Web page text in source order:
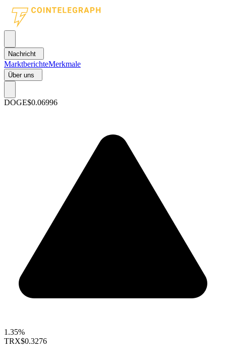
Nachricht
MarktberichteMerkmale
Über uns
DOGE$0.06996
1.35%
TRX$0.3276